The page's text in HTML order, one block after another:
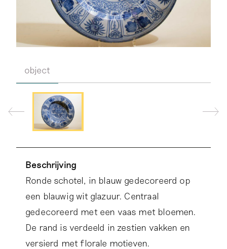
object
Beschrijving
Ronde schotel, in blauw gedecoreerd op
een blauwig wit glazuur. Centraal
gedecoreerd met een vaas met bloemen.
De rand is verdeeld in zestien vakken en
versierd met florale motieven.